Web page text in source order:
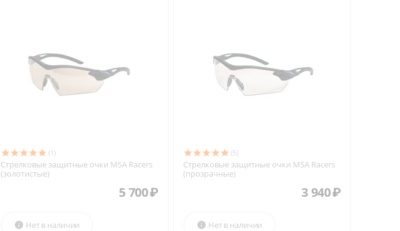
(1)
Стрелковые защитные очки MSA Racers
(золотистые)
5 700₽
Нет в наличии

(5)
Стрелковые защитные очки MSA Racers
(прозрачные)
3 940₽
Нет в наличии
